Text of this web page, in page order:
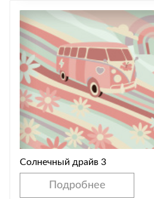
Солнечный драйв 3
Подробнее